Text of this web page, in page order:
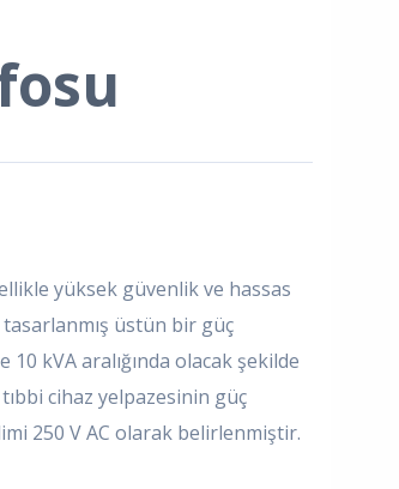
yüksek güvenlik ve hassas
üstün bir güç
kVA aralığında olacak şekilde
cihaz yelpazesinin güç
250 V AC olarak belirlenmiştir.